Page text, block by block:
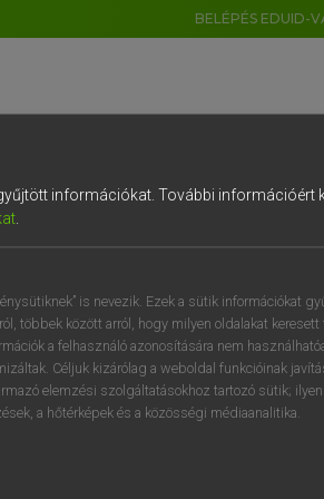
BELÉPÉS EDUID-
nagyszótár
információkat. További információért
.
is nevezik. Ezek a sütik információkat
többek között arról, hogy milyen oldalakat keresett
a felhasználó azonosítására nem
Céljuk kizárólag a weboldal funkcióinak
elemzési szolgáltatásokhoz tartozó sütik;
a hőtérképek és a közösségi médiaanalitika.
4 5 6 7 8 9
r t z u i
f g h j k l é
c v b n m , .